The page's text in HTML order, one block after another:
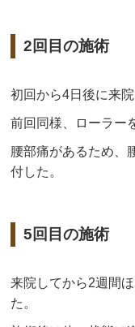
2回目の施術
初回から4日後に来院
前回同様、ローラー
腰部痛があるため、
付した。
5回目の施術
来院してから2週間
た。